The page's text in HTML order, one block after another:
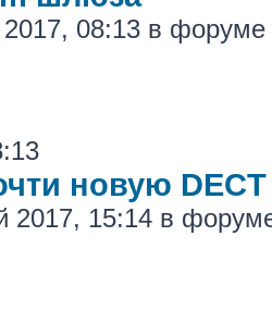
08:13 в форуме
новую DECT
2017, 15:14 в